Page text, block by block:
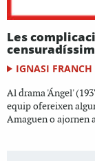
Les
censuradíssim
IGNASI FRANCH
Al drama 'Ángel'
equip ofereixen
Amaguen o ajornen